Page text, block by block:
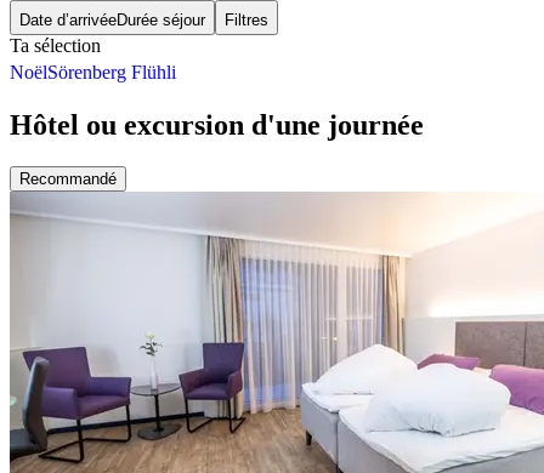
Date d’arrivéeDurée séjour Filtres
Ta sélection
NoëlSörenberg Flühli
Hôtel ou excursion d'une journée
Recommandé